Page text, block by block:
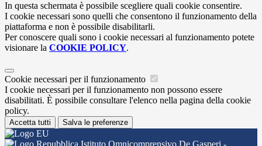
In questa schermata è possibile scegliere quali cookie consentire.
I cookie necessari sono quelli che consentono il funzionamento della
piattaforma e non è possibile disabilitarli.
Per conoscere quali sono i cookie necessari al funzionamento potete
visionare la COOKIE POLICY.
Cookie necessari per il funzionamento
I cookie necessari per il funzionamento non possono essere
disabilitati. È possibile consultare l'elenco nella pagina della cookie
policy.
Accetta tutti Salva le preferenze
Istituto Omnicomprensivo De Gasperi -